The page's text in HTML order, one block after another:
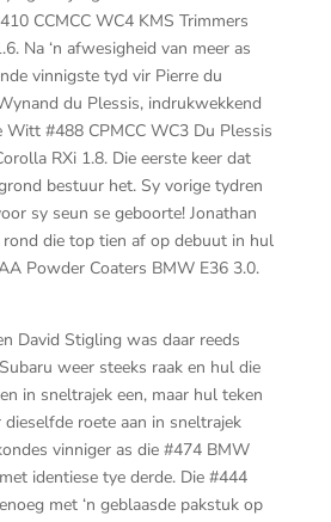
CCMCC WC4 KMS Trimmers
Na ‘n afwesigheid van meer as
vinnigste tyd vir Pierre du
du Plessis, indrukwekkend
Witt #488 CPMCC WC3 Du Plessis
RXi 1.8. Die eerste keer dat
bestuur het. Sy vorige tydren
sy seun se geboorte! Jonathan
rond die top tien af op debuut in hul
Powder Coaters BMW E36 3.0.
David Stigling was daar reeds
weer steeks raak en hul die
in sneltrajek een, maar hul teken
roete aan in sneltrajek
vinniger as die #474 BMW
identiese tye derde. Die #444
met ‘n geblaasde pakstuk op